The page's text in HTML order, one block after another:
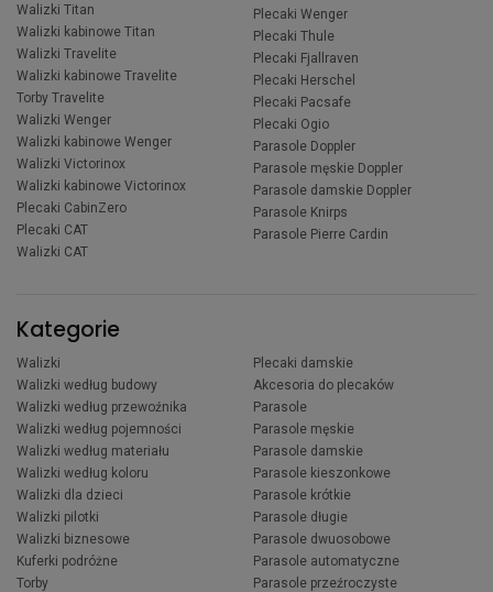
Walizki Titan
Walizki kabinowe Titan
Walizki Travelite
Walizki kabinowe Travelite
Torby Travelite
Walizki Wenger
Walizki kabinowe Wenger
Walizki Victorinox
Walizki kabinowe Victorinox
Plecaki CabinZero
Plecaki CAT
Walizki CAT
Plecaki Wenger
Plecaki Thule
Plecaki Fjallraven
Plecaki Herschel
Plecaki Pacsafe
Plecaki Ogio
Parasole Doppler
Parasole męskie Doppler
Parasole damskie Doppler
Parasole Knirps
Parasole Pierre Cardin
Kategorie
Walizki
Walizki według budowy
Walizki według przewoźnika
Walizki według pojemności
Walizki według materiału
Walizki według koloru
Walizki dla dzieci
Walizki pilotki
Walizki biznesowe
Kuferki podróżne
Torby
Plecaki damskie
Akcesoria do plecaków
Parasole
Parasole męskie
Parasole damskie
Parasole kieszonkowe
Parasole krótkie
Parasole długie
Parasole dwuosobowe
Parasole automatyczne
Parasole przeźroczyste